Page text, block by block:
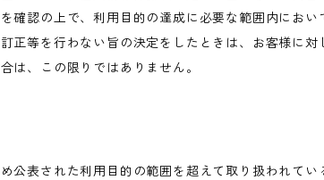
確認の上で、利用目的の達成に必要な範囲内にお
正等を行わない旨の決定をしたときは、お客様に
は、この限りではありません。
公表された利用目的の範囲を超えて取り扱われて